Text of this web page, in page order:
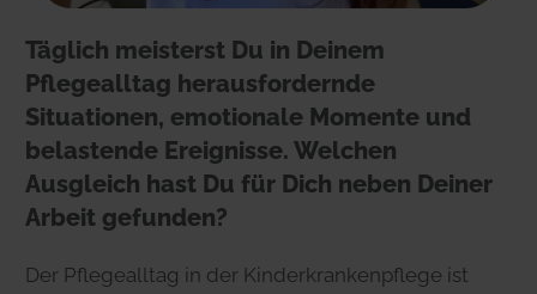
Täglich meisterst Du in Deinem
Pflegealltag herausfordernde
Situationen, emotionale Momente und
belastende Ereignisse. Welchen
Ausgleich hast Du für Dich neben Deiner
Arbeit gefunden?
Der Pflegealltag in der Kinderkrankenpflege ist